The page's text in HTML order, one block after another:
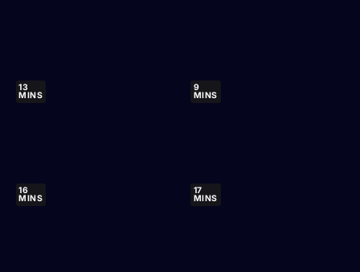
13
MINS
9
MINS
16
MINS
17
MINS